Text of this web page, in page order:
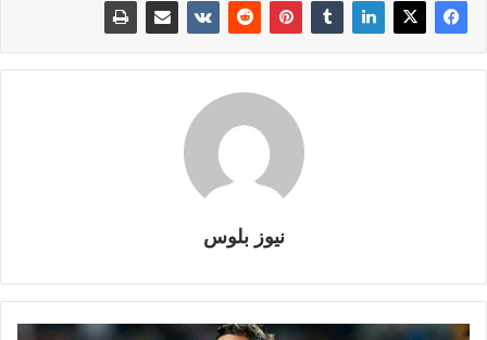
نيوز بلوس